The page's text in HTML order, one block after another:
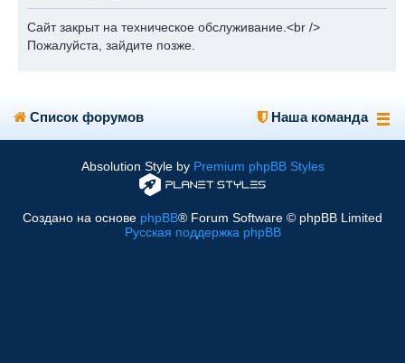
Сайт закрыт на техническое обслуживание.<br />
Пожалуйста, зайдите позже.
Список форумов Наша команда
Absolution Style by Premium phpBB Styles
Создано на основе phpBB® Forum Software © phpBB Limited
Русская поддержка phpBB